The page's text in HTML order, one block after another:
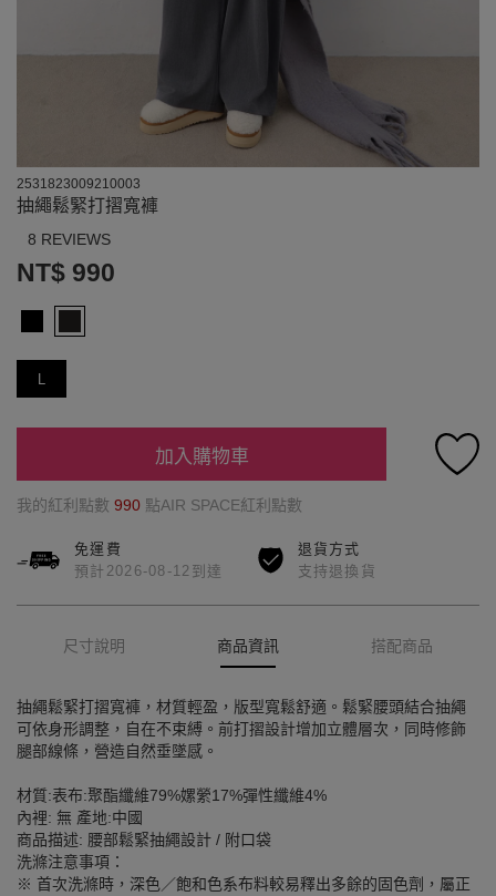
2531823009210003
抽繩鬆緊打摺寬褲
8 REVIEWS
NT$ 990
L
加入購物車
我的紅利點數 990 點AIR SPACE紅利點數
免運費
預計2026-08-12到達
退貨方式
支持退換貨
尺寸說明 商品資訊 搭配商品
抽繩鬆緊打摺寬褲，材質輕盈，版型寬鬆舒適。鬆緊腰頭結合抽繩
可依身形調整，自在不束縛。前打摺設計增加立體層次，同時修飾
腿部線條，營造自然垂墜感。
材質:表布:聚酯纖維79%嫘縈17%彈性纖維4%
內裡: 無 產地:中國
商品描述: 腰部鬆緊抽繩設計 / 附口袋
洗滌注意事項：
※ 首次洗滌時，深色／飽和色系布料較易釋出多餘的固色劑，屬正